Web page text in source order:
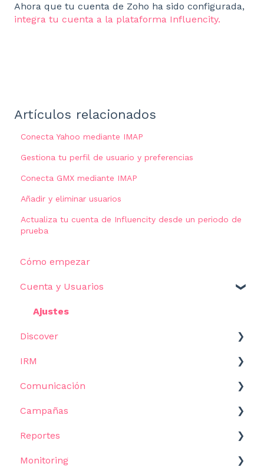
Ahora que tu cuenta de Zoho ha sido configurada,
integra tu cuenta a la plataforma Influencity.
Artículos relacionados
Conecta Yahoo mediante IMAP
Gestiona tu perfil de usuario y preferencias
Conecta GMX mediante IMAP
Añadir y eliminar usuarios
Actualiza tu cuenta de Influencity desde un periodo de
prueba
Cómo empezar
Cuenta y Usuarios
Ajustes
Discover
Cómo empezar
Filtros
Resultados
Casos de Uso
Asistente de IA
IRM
Comenzar
Influencers
Métricas y datos
Listas
Comunicación
Plantillas
Campañas de email
Correo Masivo
Campañas
Empezar
Campañas y flujos de trabajo
Reportes
Empezar
Monitoring